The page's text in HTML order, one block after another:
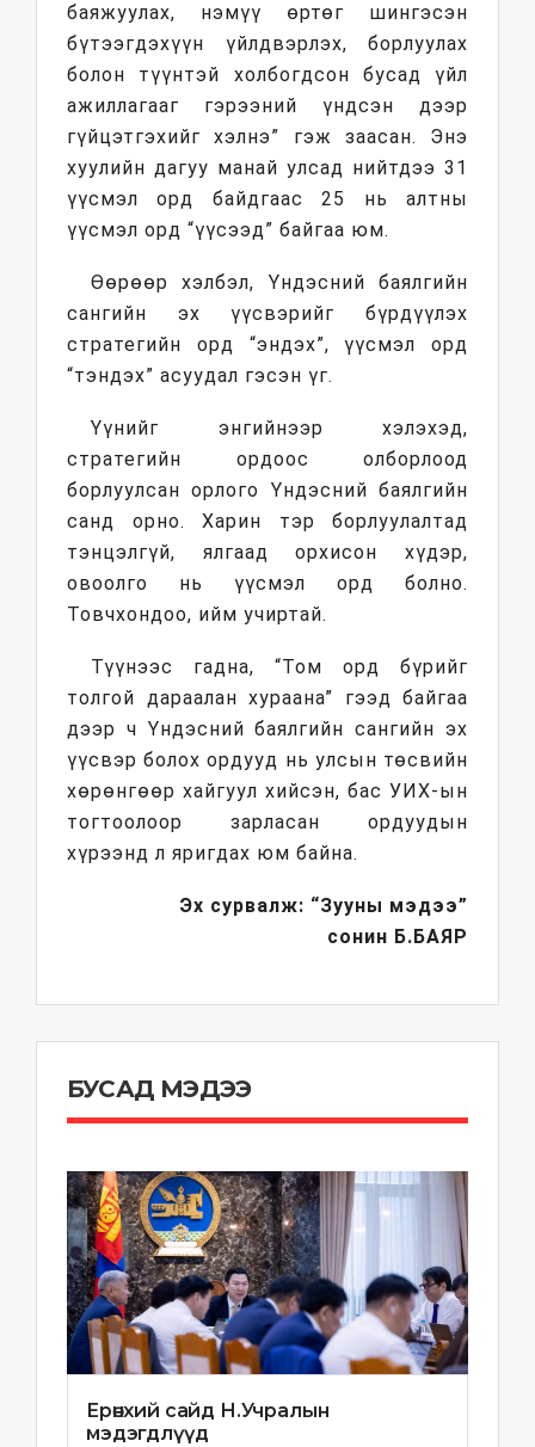
баяжуулах, нэмүү өртөг шингэсэн
бүтээгдэхүүн үйлдвэрлэх, борлуулах
болон түүнтэй холбогдсон бусад үйл
ажиллагааг гэрээний үндсэн дээр
гүйцэтгэхийг хэлнэ” гэж заасан. Энэ
хуулийн дагуу манай улсад нийтдээ 31
үүсмэл орд байдгаас 25 нь алтны
үүсмэл орд “үүсээд” байгаа юм.
Өөрөөр хэлбэл, Үндэсний баялгийн
сангийн эх үүсвэрийг бүрдүүлэх
стратегийн орд “эндэх”, үүсмэл орд
“тэндэх” асуудал гэсэн үг.
Үүнийг энгийнээр хэлэхэд,
стратегийн ордоос олборлоод
борлуулсан орлого Үндэсний баялгийн
санд орно. Харин тэр борлуулалтад
тэнцэлгүй, ялгаад орхисон хүдэр,
овоолго нь үүсмэл орд болно.
Товчхондоо, ийм учиртай.
Түүнээс гадна, “Том орд бүрийг
толгой дараалан хураана” гээд байгаа
дээр ч Үндэсний баялгийн сангийн эх
үүсвэр болох ордууд нь улсын төсвийн
хөрөнгөөр хайгуул хийсэн, бас УИХ-ын
тогтоолоор зарласан ордуудын
хүрээнд л яригдах юм байна.
Эх сурвалж: “Зууны мэдээ”
сонин Б.БАЯР
БУСАД МЭДЭЭ
Ерөнхий сайд Н.Учралын
мэдэгдлүүд